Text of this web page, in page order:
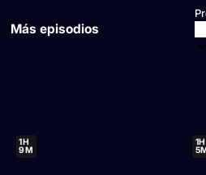
Más episodios
1H
9M
1H